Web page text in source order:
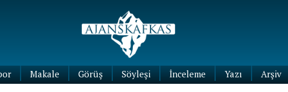
Makale Görüş Söyleşi İnceleme
Yazı
Arşiv